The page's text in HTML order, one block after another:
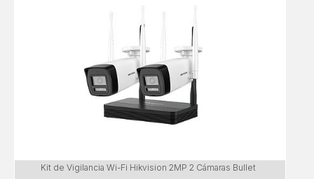
Kit de Vigilancia Wi-Fi Hikvision 2MP 2 Cámaras Bullet